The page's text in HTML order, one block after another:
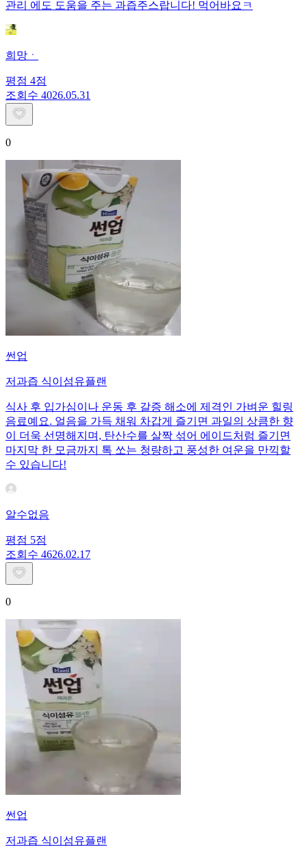
관리 에도 도움을 주는 과즙주스랍니다! 먹어바요ㅋ
희망ㆍ
평점 4점
조회수 4026.05.31
0
썬업
저과즙 식이섬유플랜
식사 후 입가심이나 운동 후 갈증 해소에 제격인 가벼운 힐링
음료예요. 얼음을 가득 채워 차갑게 즐기면 과일의 상큼한 향
이 더욱 선명해지며, 탄산수를 살짝 섞어 에이드처럼 즐기면
마지막 한 모금까지 톡 쏘는 청량하고 풍성한 여운을 만끽할
수 있습니다!
알수없음
평점 5점
조회수 4626.02.17
0
썬업
저과즙 식이섬유플랜